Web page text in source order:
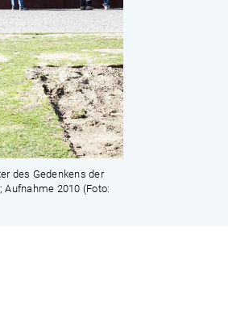
des Gedenkens der
Aufnahme 2010 (Foto: